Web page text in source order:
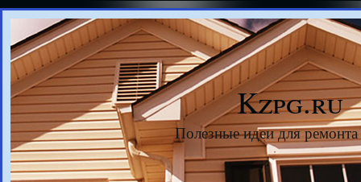
Kzpg.ru
Полезные идеи для